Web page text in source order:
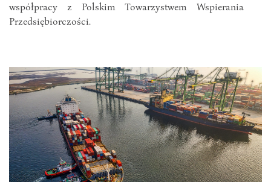
współpracy z Polskim Towarzystwem Wspierania
Przedsiębiorczości.